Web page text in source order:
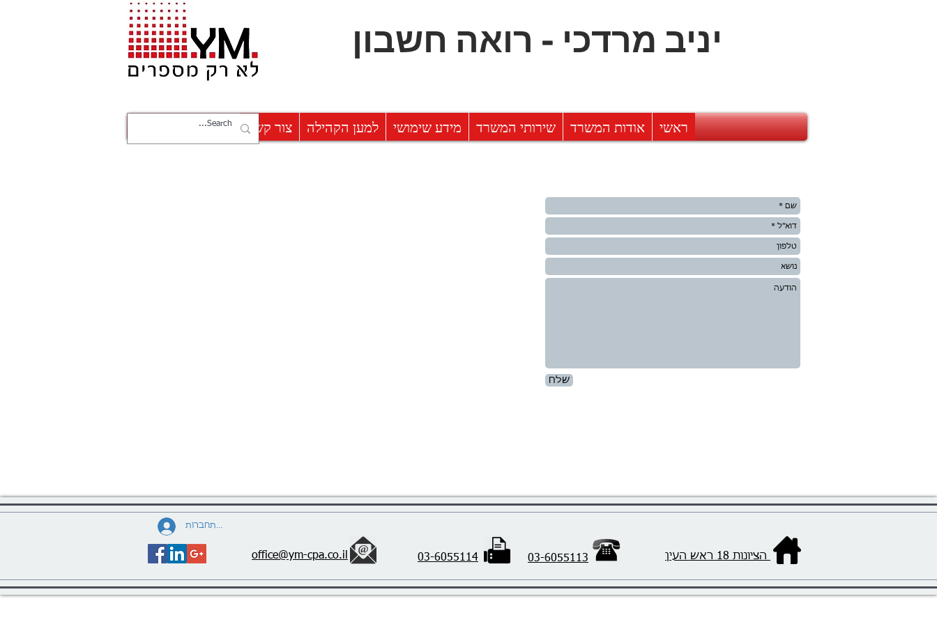
יניב מרדכי - רואה חשבון
צור קשר למען הקהילה מידע שימושי שירותי המשרד אודות המשרד ראשי
שלח
office@ym-cpa.co.il 03-6055113
03-6055114
להתחברות